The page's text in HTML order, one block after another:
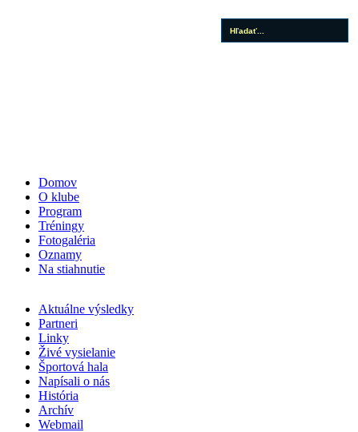
Domov
O klube
Program
Tréningy
Fotogaléria
Oznamy
Na stiahnutie
Aktuálne výsledky
Partneri
Linky
Živé vysielanie
Športová hala
Napísali o nás
História
Archív
Webmail